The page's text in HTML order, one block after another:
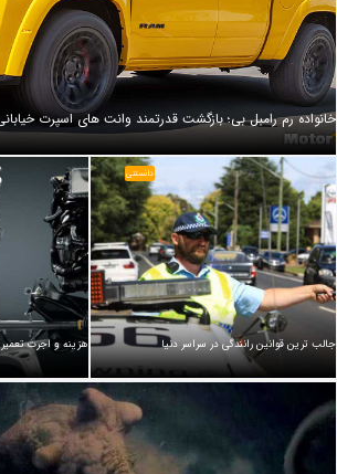
خانواده رم رامبل‌ بی؛ بازگشت قدرتمند وانت‌ های اسپرت
جالب ترین قوانین رانندگی در سراسر دنیا
دانستنی
هزینه و اجرت تعمیر